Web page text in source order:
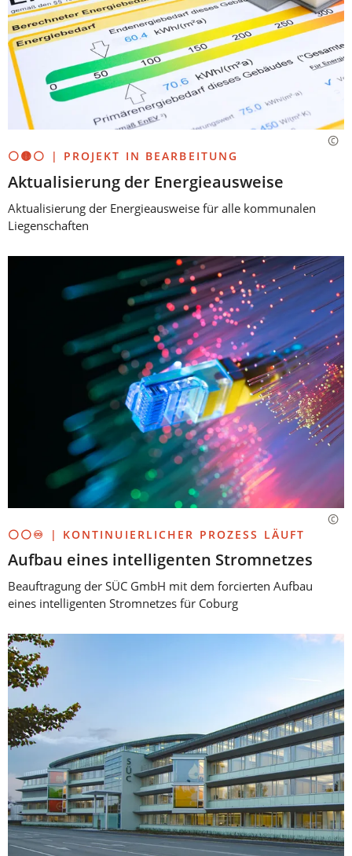
⚪🟡⚪ | PROJEKT IN BEARBEITUNG
Aktualisierung der Energieausweise
Aktualisierung der Energieausweise für alle kommunalen
Liegenschaften
⚪⚪♾️ | KONTINUIERLICHER PROZESS LÄUFT
Aufbau eines intelligenten Stromnetzes
Beauftragung der SÜC GmbH mit dem forcierten Aufbau
eines intelligenten Stromnetzes für Coburg